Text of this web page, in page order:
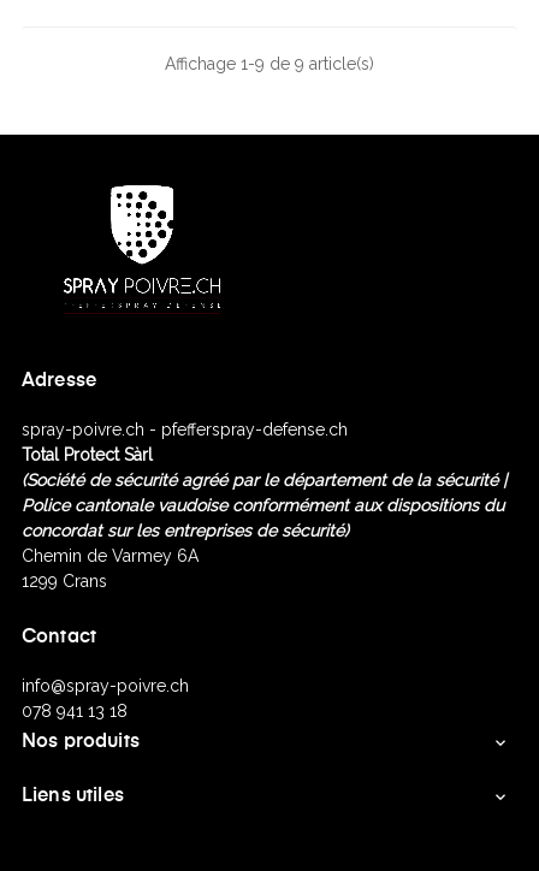
Affichage 1-9 de 9 article(s)
Adresse
spray-poivre.ch - pfefferspray-defense.ch
Total Protect Sàrl
(Société de sécurité agréépar le département de la sécurité |
Police cantonale vaudoise conformément aux dispositions du
concordat sur les entreprises de sécurité)
Chemin de Varmey 6A
1299 Crans
Contact
info@spray-poivre.ch
078 941 13 18
Nos produits

Liens utiles 